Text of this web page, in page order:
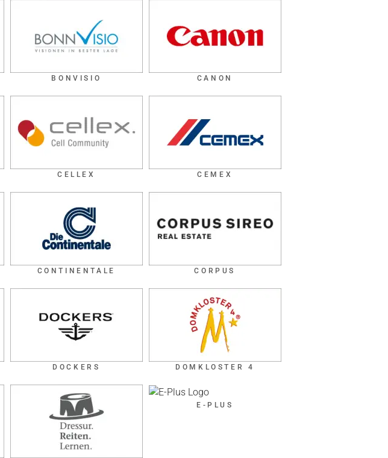
BONVISIO CANON
CELLEX CEMEX
CONTINENTALE CORPUS
DOCKERS DOMKLOSTER 4
E-PLUS